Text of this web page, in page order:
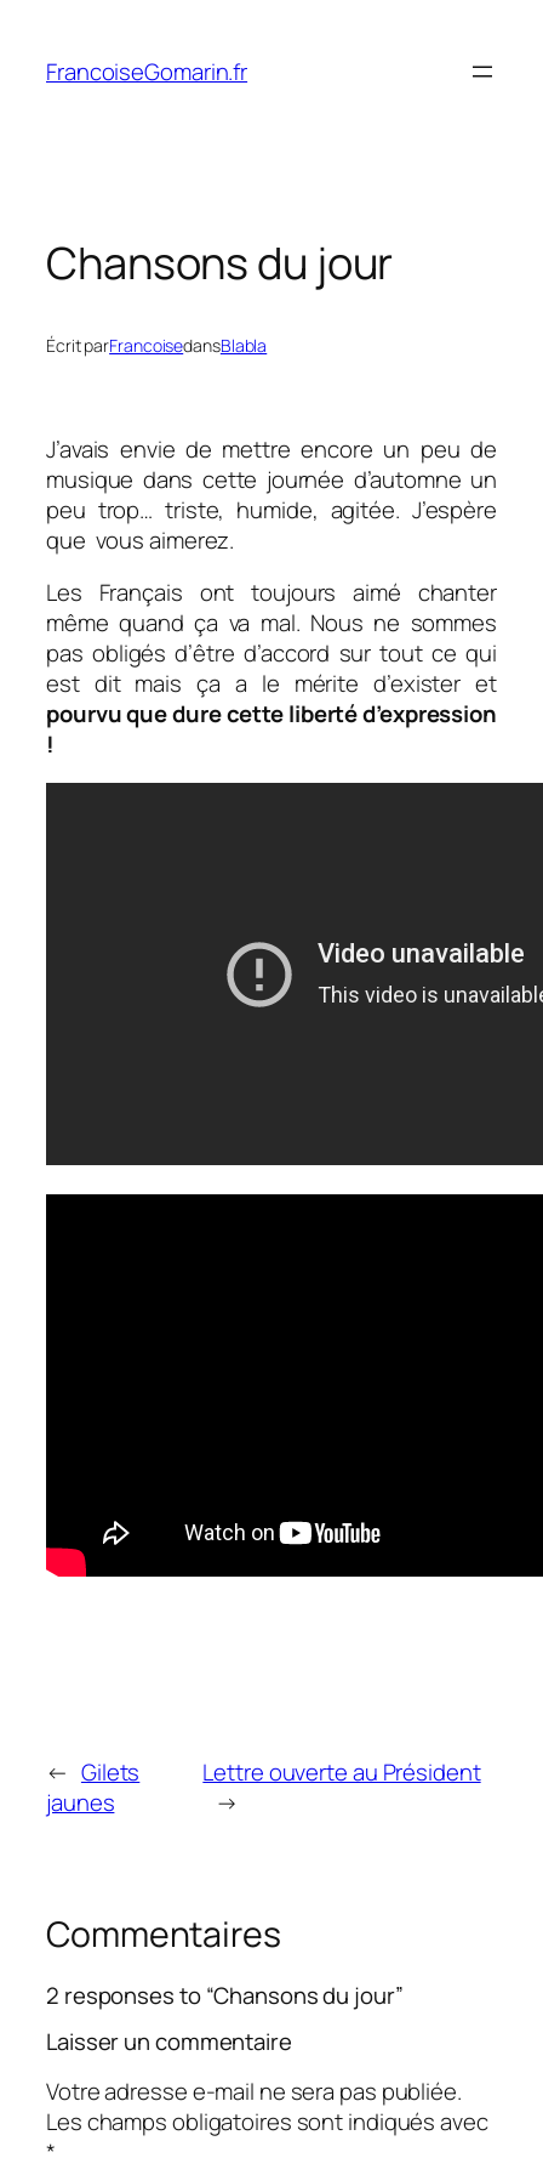
contenu
FrancoiseGomarin.fr
Chansons du jour
Écrit parFrancoisedansBlabla
J’avais envie de mettre encore un peu de
musique dans cette journée d’automne un
peu trop… triste, humide, agitée. J’espère
que vous aimerez.
Les Français ont toujours aimé chanter
même quand ça va mal. Nous ne sommes
pas obligés d’être d’accord sur tout ce qui
est dit mais ça a le mérite d’exister et
pourvu que dure cette liberté d’expression
!
← Gilets
jaunes
Lettre ouverte au Président
→
Commentaires
2 responses to “Chansons du jour”
Laisser un commentaire
Votre adresse e-mail ne sera pas publiée.
Les champs obligatoires sont indiqués avec
*